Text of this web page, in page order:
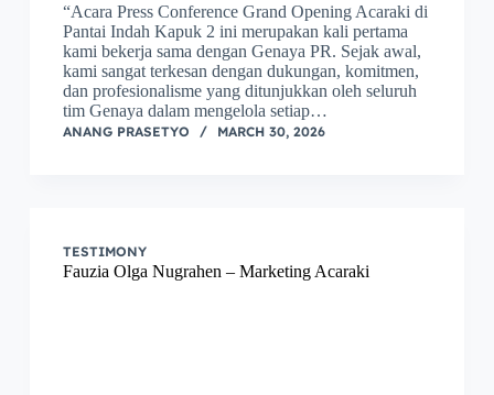
“Acara Press Conference Grand Opening Acaraki di
Pantai Indah Kapuk 2 ini merupakan kali pertama
kami bekerja sama dengan Genaya PR. Sejak awal,
kami sangat terkesan dengan dukungan, komitmen,
dan profesionalisme yang ditunjukkan oleh seluruh
tim Genaya dalam mengelola setiap…
ANANG PRASETYO MARCH 30, 2026
TESTIMONY
Fauzia Olga Nugrahen – Marketing Acaraki